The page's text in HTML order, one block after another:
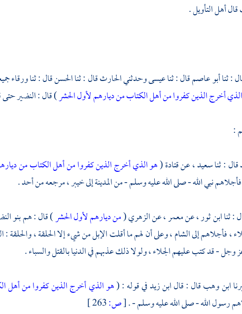
أهل التأويل .
: ثناأبو عاصمقال : ثناعيسىوحدثنيالحارثقال : ثناالحسنقال : ثناورقاء
أخرج الذين كفروا من أهل الكتاب من ديارهم لأول الحشر) قال :النضيرحتى
:
قال : ثناسعيد، عنقتادة(هو الذي أخرج الذين كفروا من أهل الكتاب من
فأجلاهم نبي الله - صلى الله عليه وسلم - منالمدينةإلى خيبر ، مرجعه من أحد .
: ثناابن ثور، عنمعمر، عنالزهري(من ديارهم لأول الحشر) قال : همبنو
، فأجلاهم إلىالشام ،وعلى أن لهم ما أقلت الإبل من شيء إلا الحلقة ،
وجل - قد كتب عليهم الجلاء ، ولولا ذلك عذبهم في الدنيا بالقتل والسباء .
ابن وهبقال : قالابن زيدفي قوله : (هو الذي أخرج الذين كفروا من أهل
رسول الله - صلى الله عليه وسلم - .[ص: